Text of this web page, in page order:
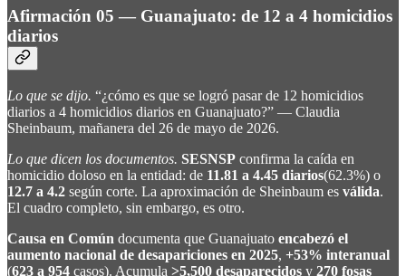
Afirmación 05 — Guanajuato: de 12 a 4 homicidios
diarios
Lo que se dijo. “¿cómo es que se logró pasar de 12 homicidios
diarios a 4 homicidios diarios en Guanajuato?” — Claudia
Sheinbaum, mañanera del 26 de mayo de 2026.
Lo que dicen los documentos. SESNSP confirma la caída en
homicidio doloso en la entidad: de 11.81 a 4.45 diarios(62.3%) o
12.7 a 4.2 según corte. La aproximación de Sheinbaum es válida.
El cuadro completo, sin embargo, es otro.
Causa en Común documenta que Guanajuato encabezó el
aumento nacional de desapariciones en 2025, +53% interanual
(623 a 954 casos). Acumula >5,500 desaparecidos y 270 fosas